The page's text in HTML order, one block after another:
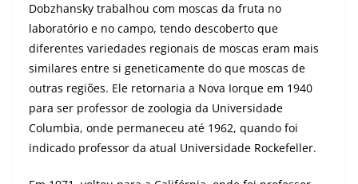
Dobzhansky trabalhou com moscas da fruta no
laboratório e no campo, tendo descoberto que
diferentes variedades regionais de moscas eram mais
similares entre si geneticamente do que moscas de
outras regiões. Ele retornaria a Nova Iorque em 1940
para ser professor de zoologia da Universidade
Columbia, onde permaneceu até 1962, quando foi
indicado professor da atual Universidade Rockefeller.